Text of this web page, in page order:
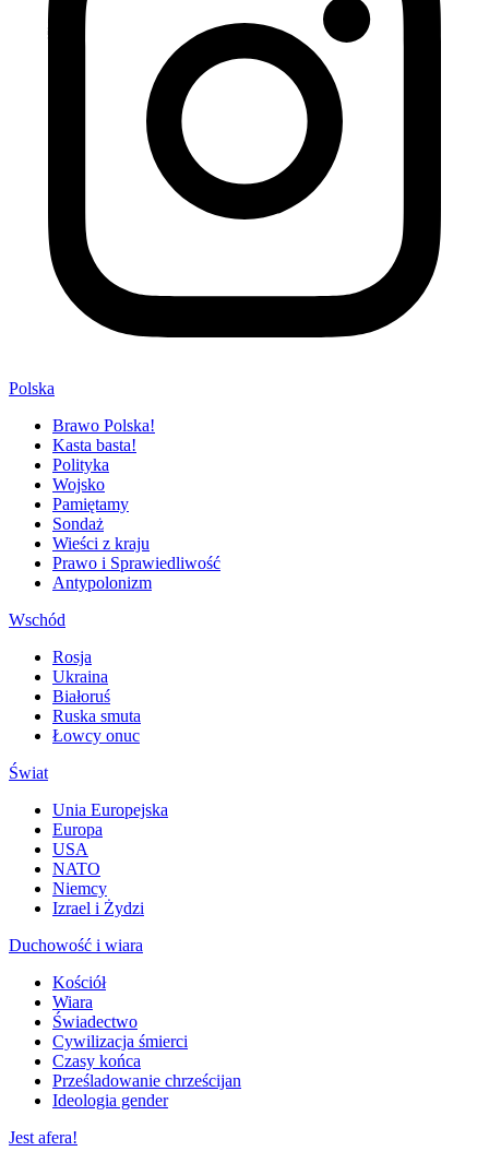
Polska
Brawo Polska!
Kasta basta!
Polityka
Wojsko
Pamiętamy
Sondaż
Wieści z kraju
Prawo i Sprawiedliwość
Antypolonizm
Wschód
Rosja
Ukraina
Białoruś
Ruska smuta
Łowcy onuc
Świat
Unia Europejska
Europa
USA
NATO
Niemcy
Izrael i Żydzi
Duchowość i wiara
Kościół
Wiara
Świadectwo
Cywilizacja śmierci
Czasy końca
Prześladowanie chrześcijan
Ideologia gender
Jest afera!